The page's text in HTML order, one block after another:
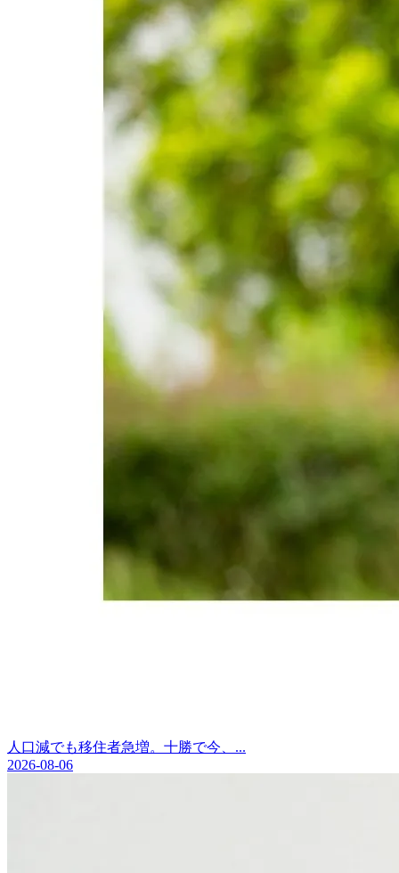
人口減でも移住者急増。十勝で今、...
2026-08-06